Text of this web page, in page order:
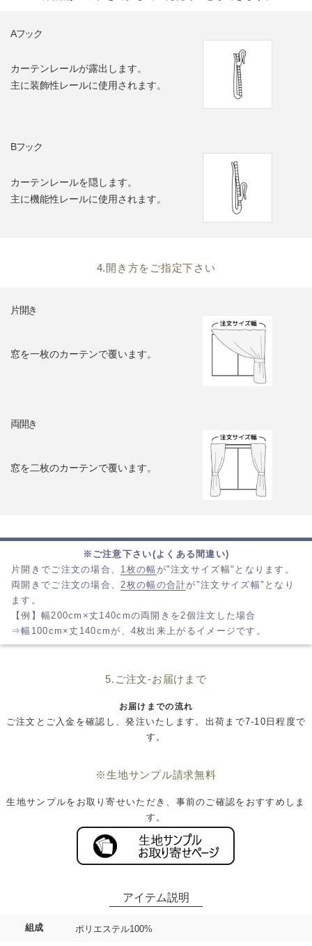
組成 ポリエステル100%
Aフック
カーテンレールが露出します。
主に装飾性レールに使用されます。
Bフック
カーテンレールを隠します。
主に機能性レールに使用されます。
4.開き方をご指定下さい
片開き
窓を一枚のカーテンで覆います。
両開き
窓を二枚のカーテンで覆います。
※ご注意下さい(よくある間違い)
片開きでご注文の場合、 1枚の幅 が"注文サイズ幅"となります。
両開きでご注文の場合、2枚の幅の合計が"注文サイズ幅"となり
ます。
【例】幅200cm×丈140cmの両開きを2個注文した場合
⇒幅100cm×丈140cmが、4枚出来上がるイメージです。
5.ご注文-お届けまで
お届けまでの流れ
ご注文とご入金を確認し、発注いたします。出荷まで7-10日程度で
す。
※生地サンプル請求無料
生地サンプルをお取り寄せいただき、事前のご確認をおすすめしま
す。